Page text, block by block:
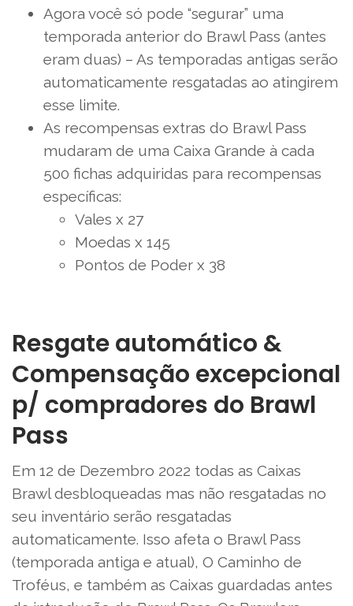
Agora você só pode “segurar” uma
temporada anterior do Brawl Pass (antes
eram duas) – As temporadas antigas serão
automaticamente resgatadas ao atingirem
esse limite.
As recompensas extras do Brawl Pass
mudaram de uma Caixa Grande à cada
500 fichas adquiridas para recompensas
específicas:
Vales x 27
Moedas x 145
Pontos de Poder x 38
Resgate automático &
Compensação excepcional
p/ compradores do Brawl
Pass
Em 12 de Dezembro 2022 todas as Caixas
Brawl desbloqueadas mas não resgatadas no
seu inventário serão resgatadas
automaticamente. Isso afeta o Brawl Pass
(temporada antiga e atual), O Caminho de
Troféus, e também as Caixas guardadas antes